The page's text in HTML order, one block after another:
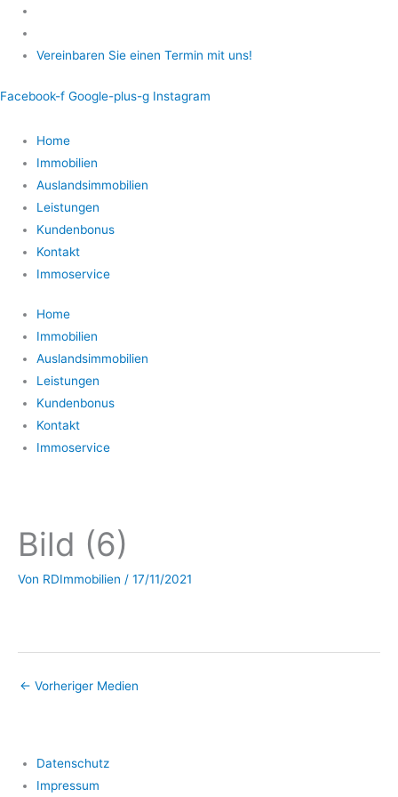
Zum
Inhalt
springenVereinbaren Sie einen Termin mit uns!
Facebook-f Google-plus-g Instagram
Home
Immobilien
Auslandsimmobilien
Leistungen
Kundenbonus
Kontakt
Immoservice
Home
Immobilien
Auslandsimmobilien
Leistungen
Kundenbonus
Kontakt
Immoservice
Bild (6)
Von RDImmobilien / 17/11/2021
← Vorheriger Medien
Datenschutz
Impressum